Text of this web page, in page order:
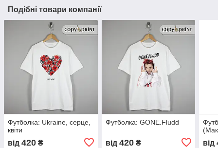
Подібні товари компанії
Футболка: Ukraine, серце,
квіти
від 420 ₴
Футболка: GONE.Fludd
від 420₴ від